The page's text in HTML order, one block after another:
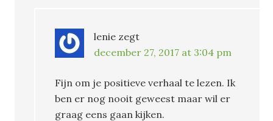
lenie zegt
december 27, 2017 at 3:04 pm
Fijn om je positieve verhaal te lezen. Ik
ben er nog nooit geweest maar wil er
graag eens gaan kijken.